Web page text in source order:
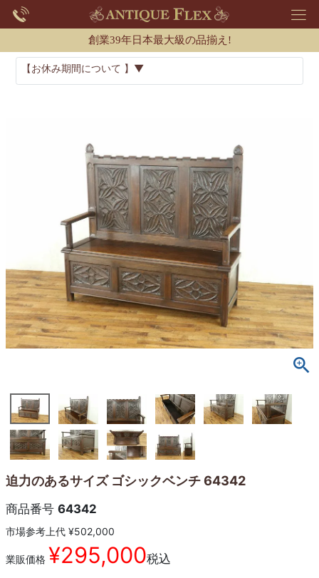
創業39年日本最大級の品揃え!
【お休み期間について 】▼
迫力のあるサイズ ゴシックベンチ 64342
商品番号 64342
市場参考上代 ¥502,000
業販価格 ¥295,000税込